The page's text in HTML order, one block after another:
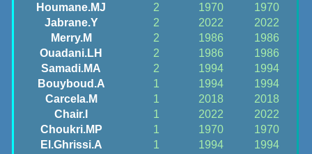
Houmane.MJ
2 1970
1970
Jabrane.Y
2 2022
2022
Merry.M
2 1986
1986
Ouadani.LH
2 1986
1986
Samadi.MA
2 1994
1994
Bouyboud.A
1 1994
1994
Carcela.M
1 2018
2018
Chair.I
1 2022
2022
Choukri.MP
1 1970
1970
El.Ghrissi.A
1 1994 1994